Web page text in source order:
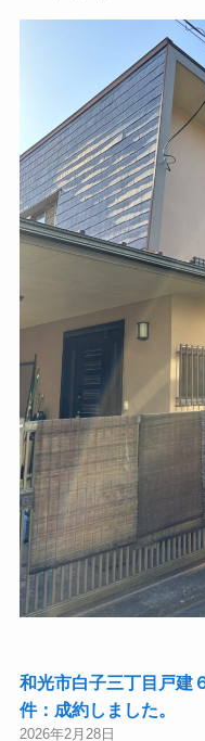
和光市白子三丁目戸建
件：成約しました。
2026年2月28日